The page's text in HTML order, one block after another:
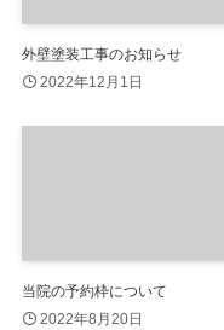
外壁塗装工事のお知らせ
2022年12月1日
当院の予約枠について
2022年8月20日